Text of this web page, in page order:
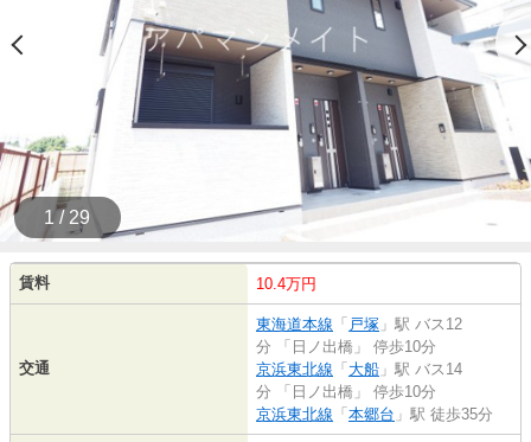
1 / 29
賃料 10.4万円
交通
東海道本線 「 戸塚 」駅 バス12
分 「日ノ出橋」 停歩10分
京浜東北線 「 大船 」駅 バス14
分 「日ノ出橋」 停歩10分
京浜東北線 「 本郷台 」駅 徒歩35分